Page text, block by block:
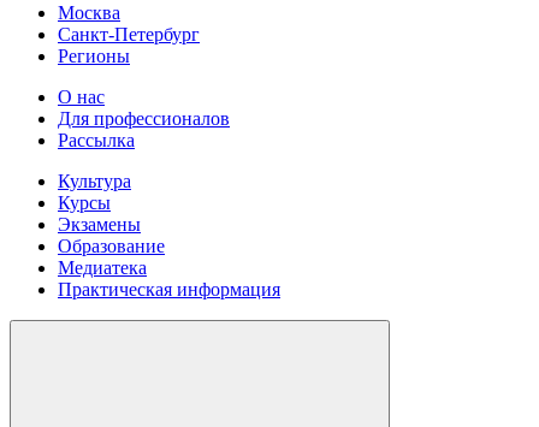
Москва
Санкт-Петербург
Регионы
О нас
Для профессионалов
Рассылка
Культура
Курсы
Экзамены
Образование
Медиатека
Практическая информация